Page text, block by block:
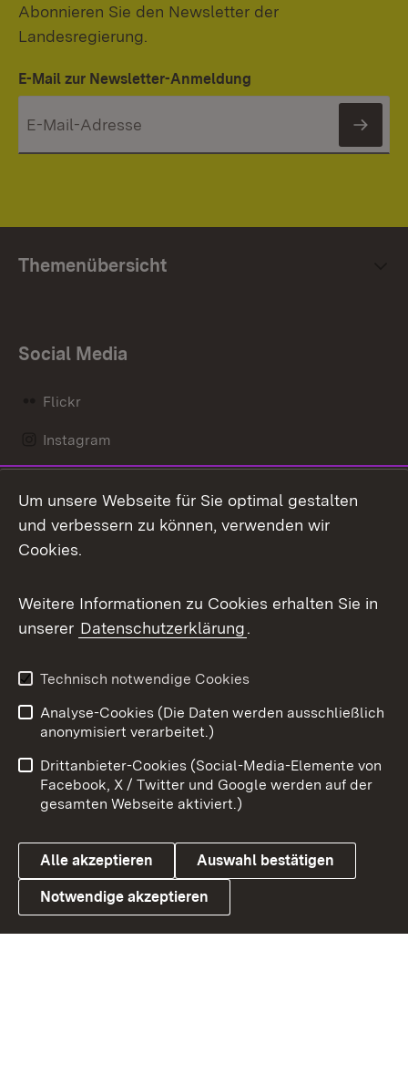
Abonnieren Sie den Newsletter der
Landesregierung.
E-Mail zur Newsletter-Anmeldung
Themenübersicht
Social Media
Flickr
Instagram
Mastodon
Messenger
Social Wall
X / Twitter
Youtube
Link zum Landesportal
Benutzungshinweise
Barrierefreiheit
Datenschutz
Cookies
Um unsere Webseite für Sie optimal gestalten
und verbessern zu können, verwenden wir
Cookies.
Weitere Informationen zu Cookies erhalten Sie in
unserer Datenschutzerklärung.
Technisch notwendige Cookies
Analyse-Cookies (Die Daten werden ausschließlich
anonymisiert verarbeitet.)
Drittanbieter-Cookies (Social-Media-Elemente von
Facebook, X / Twitter und Google werden auf der
gesamten Webseite aktiviert.)
Alle akzeptieren Auswahl bestätigen
Notwendige akzeptieren